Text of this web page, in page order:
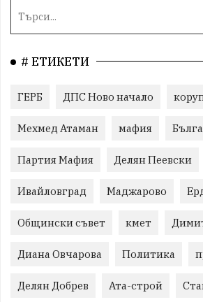
# ЕТИКЕТИ
ГЕРБ ДПС Ново начало
Мехмед Атаман мафия
Партия Мафия Делян Пеевски
Ивайловград Маджарово
Общински съвет кмет
Диана Овчарова Политика
Делян Добрев Ата-строй